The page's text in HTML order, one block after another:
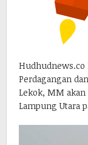
Hudhudnews.co
Perdagangan
Lekok, MM
Lampung Utara